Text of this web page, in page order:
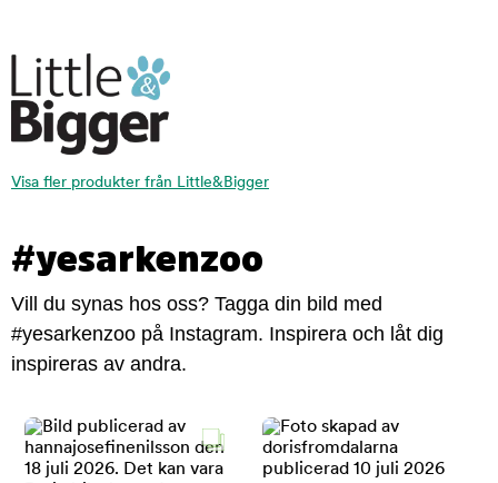
Visa fler produkter från Little&Bigger
#yesarkenzoo
Vill du synas hos oss? Tagga din bild med
#yesarkenzoo på Instagram. Inspirera och låt dig
inspireras av andra.